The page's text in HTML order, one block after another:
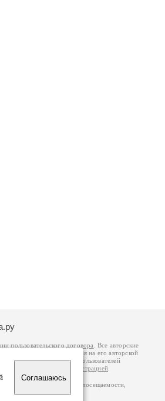
Соглашаюсь
пользовательского договора
. Все авторские
вы можете обратиться на его авторской
Федерации. Данные пользователей
связаться с администрацией
по данным счетчика посещаемости,